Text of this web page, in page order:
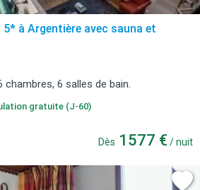
à Argentière avec sauna et
chambres, 6 salles de bain.
gratuite (J-60)
Dès 1577 € / nuit